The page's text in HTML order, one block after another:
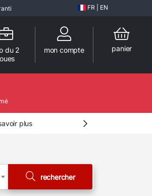
FR EN
panier
mon compte
du 2
plus
rechercher